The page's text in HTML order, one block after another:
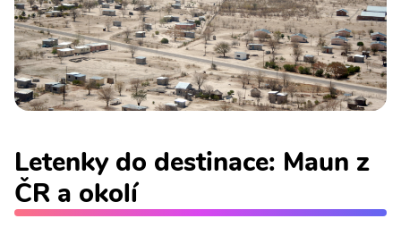
Letenky do destinace: Maun z
ČR a okolí